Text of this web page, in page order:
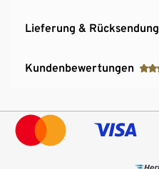
Lieferung & Rücksendung
Kundenbewertungen